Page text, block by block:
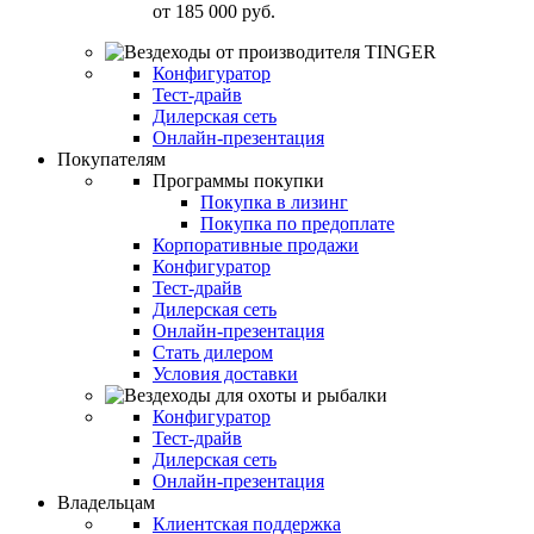
от 185 000 руб.
Конфигуратор
Тест-драйв
Дилерская сеть
Онлайн-презентация
Покупателям
Программы покупки
Покупка в лизинг
Покупка по предоплате
Корпоративные продажи
Конфигуратор
Тест-драйв
Дилерская сеть
Онлайн-презентация
Стать дилером
Условия доставки
Конфигуратор
Тест-драйв
Дилерская сеть
Онлайн-презентация
Владельцам
Клиентская поддержка